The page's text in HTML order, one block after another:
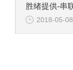
2018-05-08